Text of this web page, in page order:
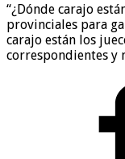
“¿Dónde carajo
provinciales para
carajo están los
correspondientes y